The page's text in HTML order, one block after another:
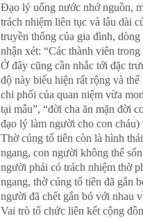
Đạo lý uống nước nhớ nguồn,
trách nhiệm liên tục và lâu dài
truyền thống của gia đình,
nhận xét: “Các thành viên
Ở đây cũng cần nhắc tới đặc
độ này biểu hiện rất rộng và
chi phối của quan niệm vừa
tại mẫu”, “đời cha ăn mặn đời
đạo lý làm người cho con
Thờ cúng tổ tiên còn là hình
ngang, con người không thể
người phải có trách nhiệm thờ
ngang, thờ cúng tổ tiên đã gắn
người đã chết gắn bó với nhau
Vai trò tổ chức liên kết cộng